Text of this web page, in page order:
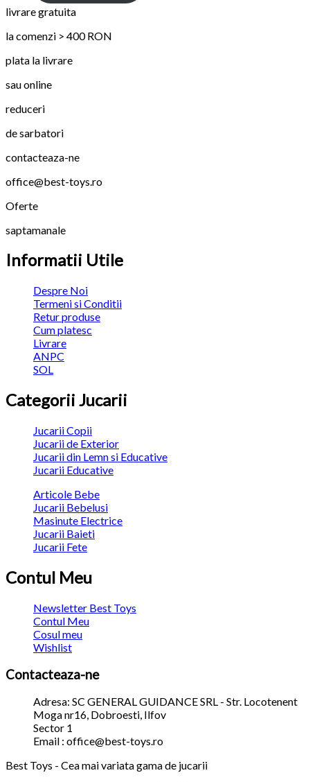
livrare gratuita
la comenzi > 400 RON
plata la livrare
sau online
reduceri
de sarbatori
contacteaza-ne
office@best-toys.ro
Oferte
saptamanale
Informatii Utile
Despre Noi
Termeni si Conditii
Retur produse
Cum platesc
Livrare
ANPC
SOL
Categorii Jucarii
Jucarii Copii
Jucarii de Exterior
Jucarii din Lemn si Educative
Jucarii Educative
Articole Bebe
Jucarii Bebelusi
Masinute Electrice
Jucarii Baieti
Jucarii Fete
Contul Meu
Newsletter Best Toys
Contul Meu
Cosul meu
Wishlist
Contacteaza-ne
Adresa: SC GENERAL GUIDANCE SRL - Str. Locotenent
Moga nr16, Dobroesti, Ilfov
Sector 1
Email : office@best-toys.ro
Best Toys - Cea mai variata gama de jucarii